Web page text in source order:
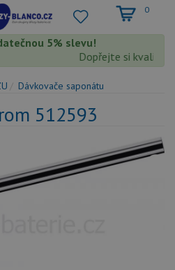
0
5% slevu!
Dopřejte si kvalitu
Dávkovače saponátu
512593